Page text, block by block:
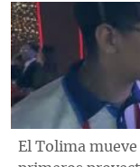
El Tolima